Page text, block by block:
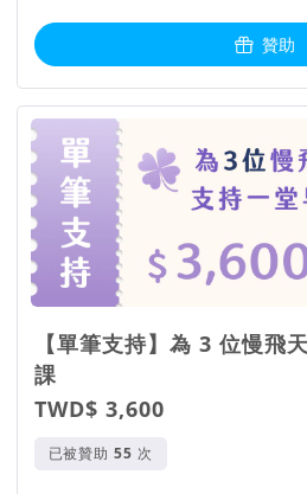
贊助
【單筆支持】為 3 位慢飛
課
TWD$ 3,600
已被贊助 次